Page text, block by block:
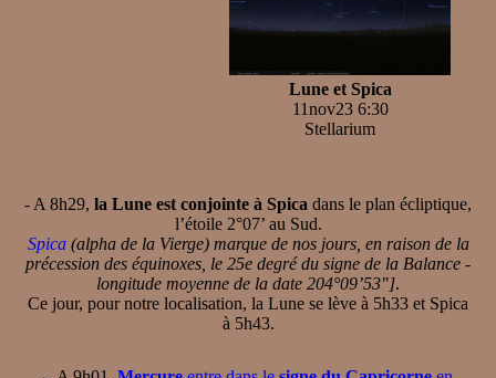
Lune et Spica
11nov23 6:30
Stellarium
- A 8h29, la Lune est conjointe à Spica dans le plan écliptique,
l’étoile 2°07’ au Sud.
Spica(alpha de la Vierge) marque de nos jours, en raison de la
précession des équinoxes, le 25e degré du signe de la Balance -
longitude moyenne de la date 204°09’53"].
Ce jour, pour notre localisation, la Lune se lève à 5h33 et Spica
à 5h43.